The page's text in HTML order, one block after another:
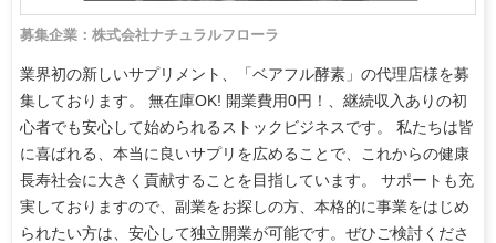
募集企業：株式会社ナチュラルフローラ
業界初の新しいサプリメント、「ベアフル酵素」の代理店様を募
集しております。 無在庫OK! 開業費用0円！、継続収入ありの初
心者でも安心して始められるストックビジネスです。 私たちは皆
に喜ばれる、本当に良いサプリを広めることで、これからの健康
長寿社会に大きく貢献することを目指しています。 サポートも充
実しておりますので、副業をお探しの方、本格的に事業をはじめ
られたい方は、安心して独立開業が可能です。ぜひご検討くださ